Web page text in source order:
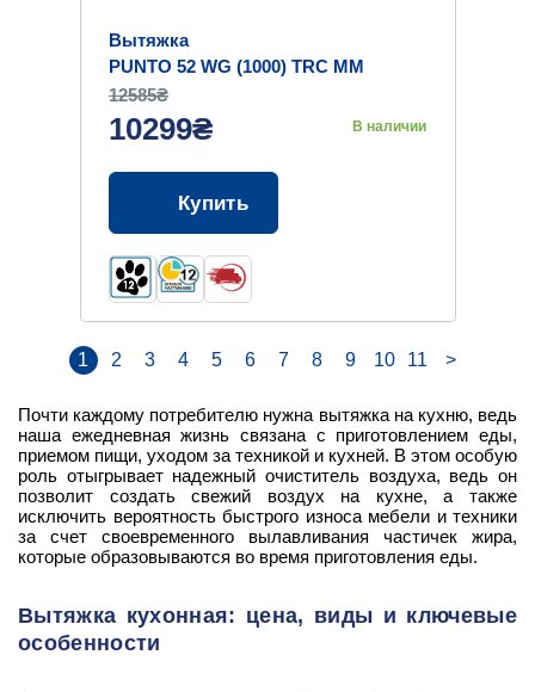
Вытяжка
PUNTO 52 WG (1000) TRC MM
12585₴
10299₴ В наличии
Купить
1 2 3 4 5 6 7 8 9 10 11 >
Почти каждому потребителю нужна вытяжка на кухню, ведь
наша ежедневная жизнь связана с приготовлением еды,
приемом пищи, уходом за техникой и кухней. В этом особую
роль отыгрывает надежный очиститель воздуха, ведь он
позволит создать свежий воздух на кухне, а также
исключить вероятность быстрого износа мебели и техники
за счет своевременного вылавливания частичек жира,
которые образовываются во время приготовления еды.
Вытяжка кухонная: цена, виды и ключевые
особенности